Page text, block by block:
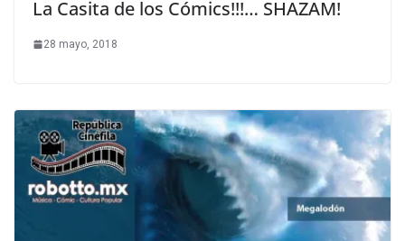
La Casita de los Cómics!!!… SHAZAM!
28 mayo, 2018